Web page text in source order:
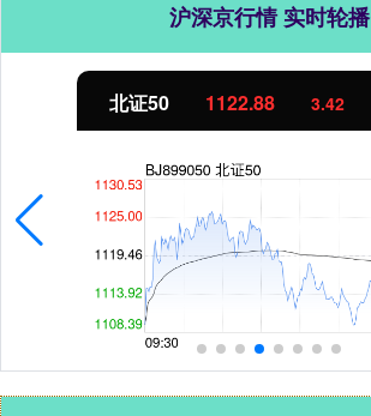
沪深京行情 实时轮播
北证50 1122.88 3.42